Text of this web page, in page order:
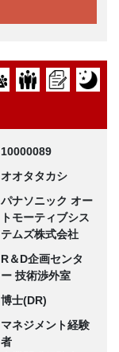
10000089
オオタタカシ
パナソニック オー
トモーティブシス
テムズ株式会社
R＆D企画センタ
ー 技術渉外室
博士(DR)
マネジメント経験
者